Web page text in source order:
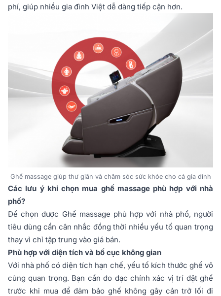
phí, giúp nhiều gia đình Việt dễ dàng tiếp cận hơn.
Ghế massage giúp thư giãn và chăm sóc sức khỏe cho cả gia đình
Các lưu ý khi chọn mua ghế massage phù hợp với nhà
phố?
Để chọn được Ghế massage phù hợp với nhà phố, người
tiêu dùng cần cân nhắc đồng thời nhiều yếu tố quan trọng
thay vì chỉ tập trung vào giá bán.
Phù hợp với diện tích và bố cục không gian
Với nhà phố có diện tích hạn chế, yếu tố kích thước ghế vô
cùng quan trọng. Bạn cần đo đạc chính xác vị trí đặt ghế
trước khi mua để đảm bảo ghế không gây cản trở lối đi